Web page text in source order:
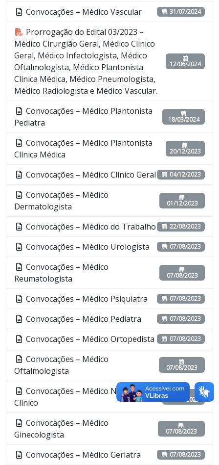
Convocações – Médico Vascular 31/07/2024
Prorrogação do Edital 03/2023 –
Médico Cirurgião Geral, Médico Clínico
Geral, Médico Infectologista, Médico
Oftalmologista, Médico Plantonista
Clinica Médica, Médico Pneumologista,
Médico Radiologista e Médico Vascular.
12/06/2024
Convocações – Médico Plantonista
Pediatra
18/03/2024
Convocações – Médico Plantonista
Clínica Médica
20/12/2023
Convocações – Médico Clínico Geral 04/12/2023
Convocações – Médico
Dermatologista
01/12/2023
Convocações – Médico do Trabalho 22/08/2023
Convocações – Médico Urologista 07/08/2023
Convocações – Médico
Reumatologista
07/08/2023
Convocações – Médico Psiquiatra 07/08/2023
Convocações – Médico Pediatra 07/08/2023
Convocações – Médico Ortopedista 07/08/2023
Convocações – Médico
Oftalmologista
07/08/2023
Convocações – Médico Neurologista
Clínico
07/08/2023
Convocações – Médico
Ginecologista
07/08/2023
Convocações – Médico Geriatra 07/08/2023